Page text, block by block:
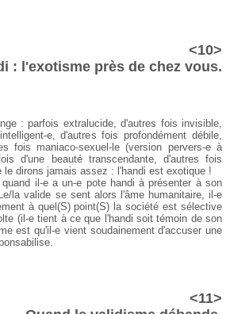
<10>
: l'exotisme près de chez vous.
: parfois extralucide, d'autres fois invisible,
e, d'autres fois profondément débile,
fois maniaco-sexuel-le (version pervers-e à
d'une beauté transcendante, d'autres fois
le dirons jamais assez : l'handi est exotique !
il-e a un-e pote handi à présenter à son
la valide se sent alors l'âme humanitaire, il-e
à quel(S) point(S) la société est sélective
(il-e tient à ce que l'handi soit témoin de son
est qu'il-e vient soudainement d'accuser une
<11>